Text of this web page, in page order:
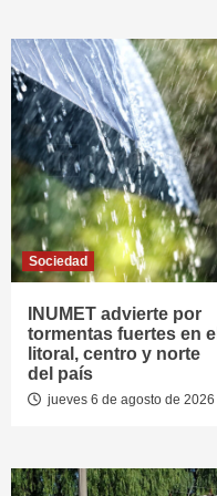
Sociedad
INUMET advierte por
tormentas fuertes en el
litoral, centro y norte
del país
jueves 6 de agosto de 2026